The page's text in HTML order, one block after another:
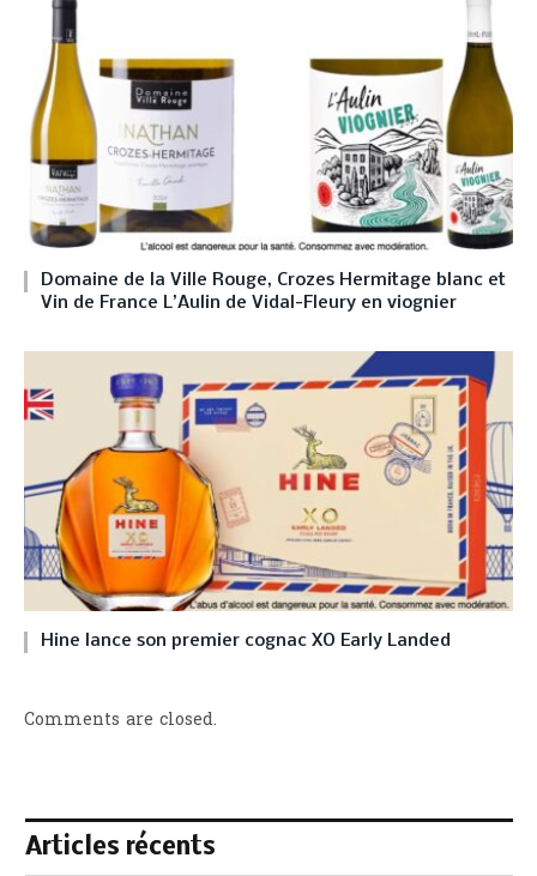
Domaine de la Ville Rouge, Crozes Hermitage blanc et
Vin de France L’Aulin de Vidal-Fleury en viognier
Hine lance son premier cognac XO Early Landed
Comments are closed.
Articles récents